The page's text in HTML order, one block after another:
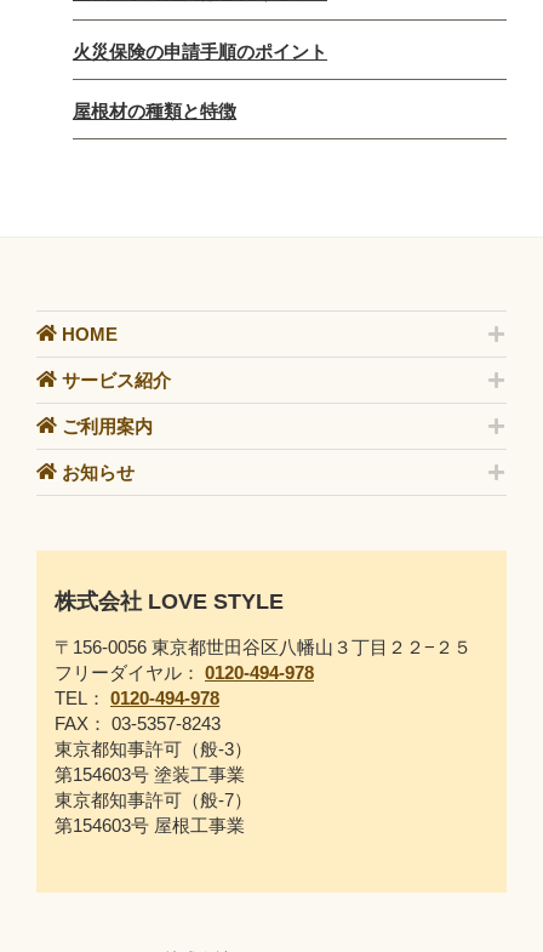
火災保険の申請手順のポイント
屋根材の種類と特徴
HOME
サービス紹介
ご利用案内
お知らせ
株式会社 LOVE STYLE
〒156-0056 東京都世田谷区八幡山３丁目２２−２５
フリーダイヤル： 0120-494-978
TEL： 0120-494-978
FAX： 03-5357-8243
東京都知事許可（般-3）
第154603号 塗装工事業
東京都知事許可（般-7）
第154603号 屋根工事業